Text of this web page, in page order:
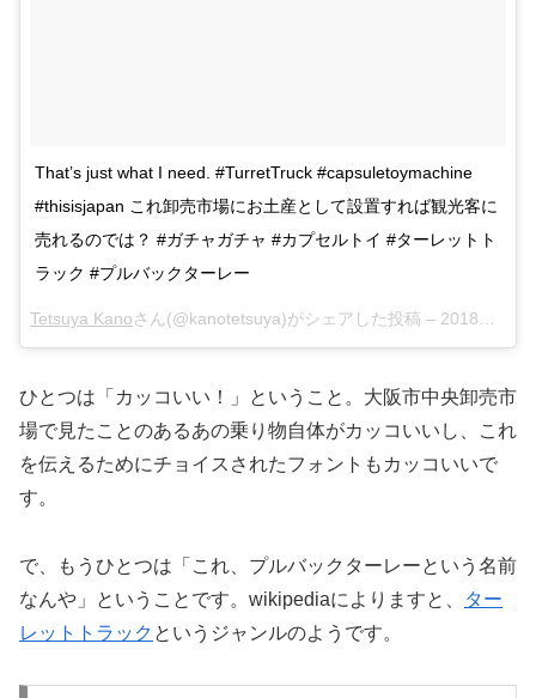
That’s just what I need. #TurretTruck #capsuletoymachine
#thisisjapan これ卸売市場にお土産として設置すれば観光客に
売れるのでは？ #ガチャガチャ #カプセルトイ #ターレットト
ラック #プルバックターレー
Tetsuya Kanoさん(@kanotetsuya)がシェアした投稿 – 2018年 4月月1日午後9時10分PDT
ひとつは「カッコいい！」ということ。大阪市中央卸売市
場で見たことのあるあの乗り物自体がカッコいいし、これ
を伝えるためにチョイスされたフォントもカッコいいで
す。
で、もうひとつは「これ、プルバックターレーという名前
なんや」ということです。wikipediaによりますと、
ター
レットトラック というジャンルのようです。